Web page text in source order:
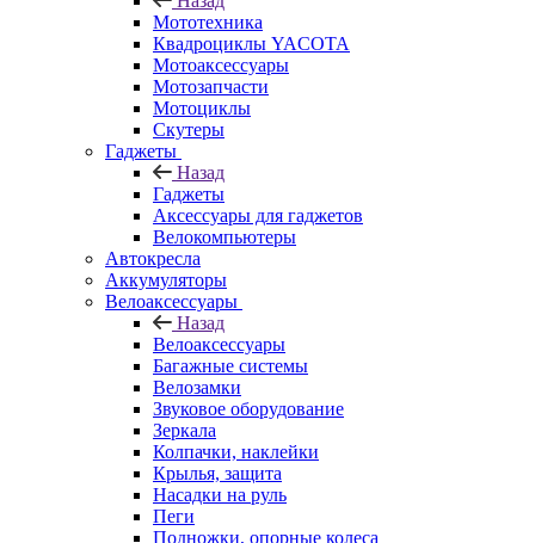
Мототехника
Квадроциклы YACOTA
Мотоаксессуары
Мотозапчасти
Мотоциклы
Скутеры
Гаджеты
Назад
Гаджеты
Аксессуары для гаджетов
Велокомпьютеры
Автокресла
Аккумуляторы
Велоаксессуары
Назад
Велоаксессуары
Багажные системы
Велозамки
Звуковое оборудование
Зеркала
Колпачки, наклейки
Крылья, защита
Насадки на руль
Пеги
Подножки, опорные колеса